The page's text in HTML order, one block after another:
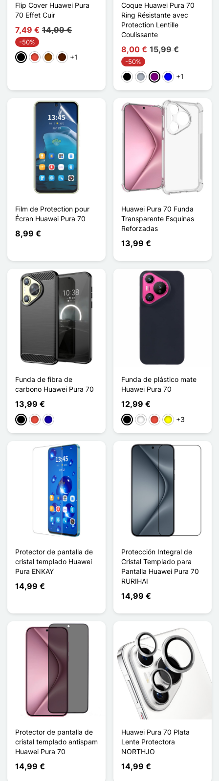
Flip Cover Huawei Pura
70 Effet Cuir
7,49 € 14,99 €
-50%
NegroRojoMarrónMarrón oscuro
+1
Coque Huawei Pura 70
Ring Résistante avec
Protection Lentille
Coulissante
8,00 € 15,99 €
-50%
NegroGris Púrpura
Azul+1
Film de Protection pour
Écran Huawei Pura 70
8,99 €
Huawei Pura 70 Funda
Transparente Esquinas
Reforzadas
13,99 €
Funda de fibra de
carbono Huawei Pura 70
13,99 €
NegroRojoAzul oscuro
Funda de plástico mate
Huawei Pura 70
12,99 €
NegroBlancoRojoAmarillo
+3
Protector de pantalla de
cristal templado Huawei
Pura ENKAY
14,99 €
Protección Integral de
Cristal Templado para
Pantalla Huawei Pura 70
RURIHAI
14,99 €
Protector de pantalla de
cristal templado antispam
Huawei Pura 70
14,99 €
Huawei Pura 70 Plata
Lente Protectora
NORTHJO
14,99 €